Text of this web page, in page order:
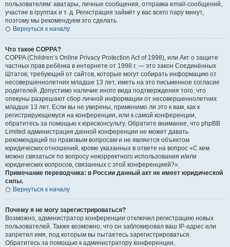
пользователям: аватары, личные сообщения, отправка email-сообщений,
участие в группах и т. д. Регистрация займёт у вас всего пару минут,
поэтому мы рекомендуем это сделать.
Вернуться к началу
Что такое COPPA?
COPPA (Children’s Online Privacy Protection Act of 1998), или Акт о защите
частных прав ребёнка в интернете от 1998 г. — это закон Соединённых
Штатов, требующий от сайтов, которые могут собирать информацию от
несовершеннолетних младше 13 лет, иметь на это письменное согласие
родителей. Допустимо наличие иного вида подтверждения того, что
опекуны разрешают сбор личной информации от несовершеннолетних
младше 13 лет. Если вы не уверены, применимо ли это к вам, как к
регистрирующемуся на конференции, или к самой конференции,
обратитесь за помощью к юрисконсульту. Обратите внимание, что phpBB
Limited администрация данной конференции не может давать
рекомендаций по правовым вопросам и не является объектом
юридических отношений, кроме указанных в ответе на вопрос «С кем
можно связаться по вопросу некорректного использования и/или
юридических вопросов, связанных с этой конференцией?».
Примечание переводчика: в России данный акт не имеет юридической
силы.
Вернуться к началу
Почему я не могу зарегистрироваться?
Возможно, администратор конференции отключил регистрацию новых
пользователей. Также возможно, что он заблокировал ваш IP-адрес или
запретил имя, под которым вы пытаетесь зарегистрироваться.
Обратитесь за помощью к администратору конференции.